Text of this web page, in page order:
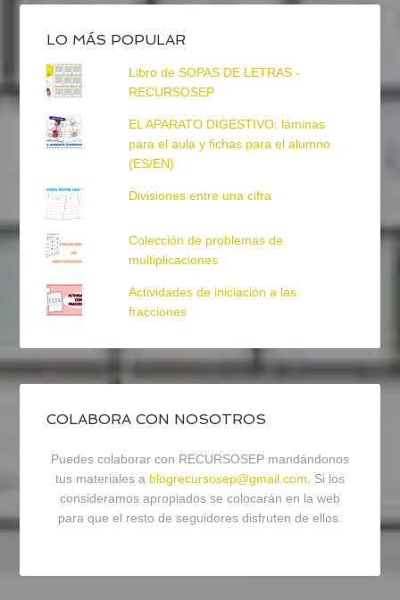
LO MÁS POPULAR
Libro de SOPAS DE LETRAS -
RECURSOSEP
EL APARATO DIGESTIVO: láminas
para el aula y fichas para el alumno
(ES/EN)
Divisiones entre una cifra
Colección de problemas de
multiplicaciones
Actividades de iniciación a las
fracciones
COLABORA CON NOSOTROS
Puedes colaborar con RECURSOSEP mandándonos
tus materiales a blogrecursosep@gmail.com. Si los
consideramos apropiados se colocarán en la web
para que el resto de seguidores disfruten de ellos.